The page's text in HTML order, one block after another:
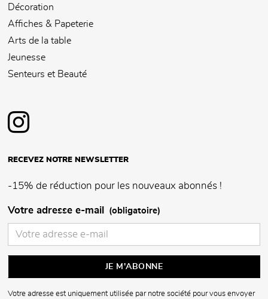
Décoration
Affiches & Papeterie
Arts de la table
Jeunesse
Senteurs et Beauté
RECEVEZ NOTRE NEWSLETTER
-15% de réduction pour les nouveaux abonnés !
Votre adresse e-mail (obligatoire)
Votre adresse est uniquement utilisée par notre société pour vous envoyer